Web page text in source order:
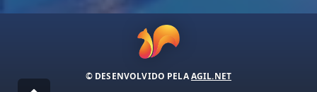
© DESENVOLVIDO PELAAGIL.NET